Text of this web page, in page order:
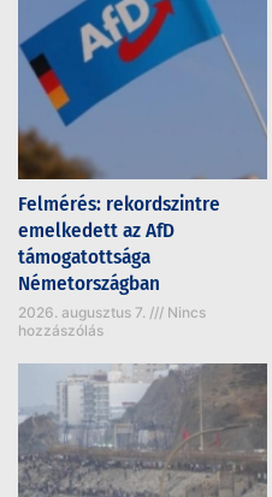
Felmérés: rekordszintre
emelkedett az AfD
támogatottsága
Németországban
2026. augusztus 7.
Nincs
hozzászólás